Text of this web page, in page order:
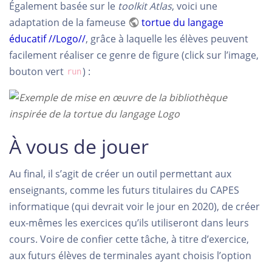
Également basée sur le toolkitAtlas, voici une
adaptation de la fameuse
tortue du langage
éducatif //Logo//, grâce à laquelle les élèves peuvent
facilement réaliser ce genre de figure (click sur l’image,
bouton vert run) :
À vous de jouer
Au final, il s’agit de créer un outil permettant aux
enseignants, comme les futurs titulaires du CAPES
informatique (qui devrait voir le jour en 2020), de créer
eux-mêmes les exercices qu’ils utiliseront dans leurs
cours. Voire de confier cette tâche, à titre d’exercice,
aux futurs élèves de terminales ayant choisis l’option